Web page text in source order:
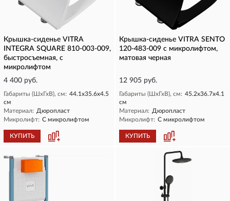
Крышка-сиденье VITRA
INTEGRA SQUARE 810-003-009,
быстросъемная, с
микролифтом
4 400 руб.
Габариты (ШхГхВ), см: 44.1x35.6x4.5
см
Материал: Дюропласт
Микролифт: С микролифтом
КУПИТЬ
Крышка-сиденье VITRA SENTO
120-483-009 с микролифтом,
матовая черная
12 905 руб.
Габариты (ШхГхВ), см: 45.2x36.7x4.1
см
Материал: Дюропласт
Микролифт: С микролифтом
КУПИТЬ